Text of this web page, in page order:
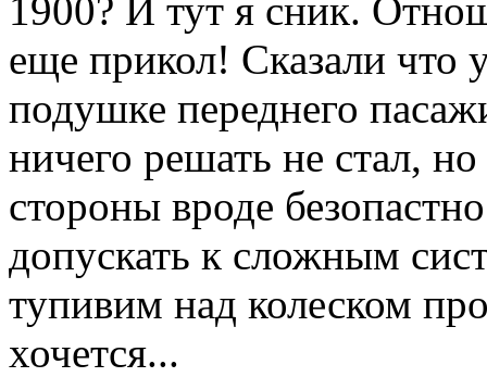
1900? И тут я сник.
еще прикол! Сказали что
подушке переднего
ничего решать не стал,
стороны вроде
допускать к сложным
тупивим над колеском
хочется...